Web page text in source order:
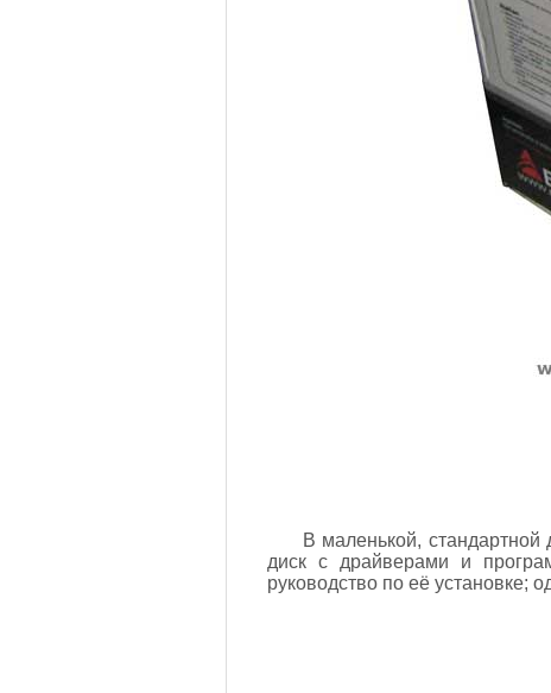
В маленькой, стандартной
диск с драйверами и
руководство по её установке;